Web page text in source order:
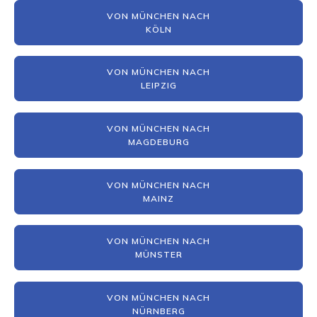
VON MÜNCHEN NACH
KÖLN
VON MÜNCHEN NACH
LEIPZIG
VON MÜNCHEN NACH
MAGDEBURG
VON MÜNCHEN NACH
MAINZ
VON MÜNCHEN NACH
MÜNSTER
VON MÜNCHEN NACH
NÜRNBERG